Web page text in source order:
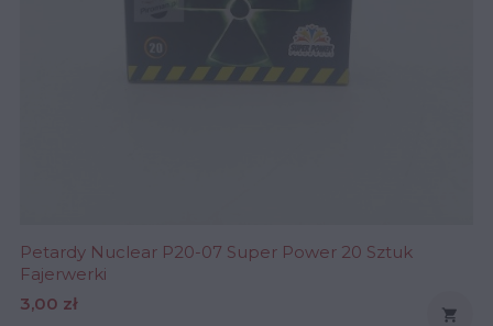
Petardy Nuclear P20-07 Super Power 20 Sztuk
Fajerwerki
Cena
3,00 zł
